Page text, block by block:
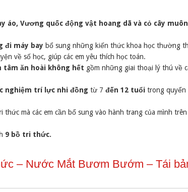
áo, Vương quốc động vật hoang dã và cỏ cây
đi máy bay bổ sung những kiến thức khoa học thường
về số học, giúp các em yêu thích học toán.
tâm ăn hoài không hết gồm những giai thoại lý thú về
nghiệm trí lực nhi đồng từ 7 đến 12 tuổi trong quyển
mà các em cần bổ sung vào hành trang của mình
9 bồ tri thức.
– Nước Mắt Bươm Bướm – Tái